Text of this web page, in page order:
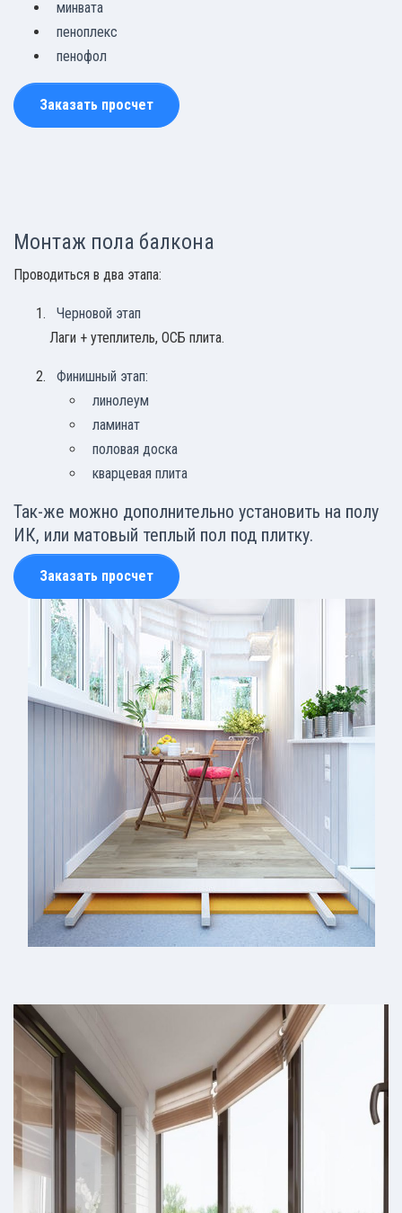
минвата
пеноплекс
пенофол
Заказать просчет
Монтаж пола балкона
Проводиться в два этапа:
Черновой этап
Лаги + утеплитель, ОСБ плита.
Финишный этап:
линолеум
ламинат
половая доска
кварцевая плита
Так-же можно дополнительно установить на полу
ИК, или матовый теплый пол под плитку.
Заказать просчет